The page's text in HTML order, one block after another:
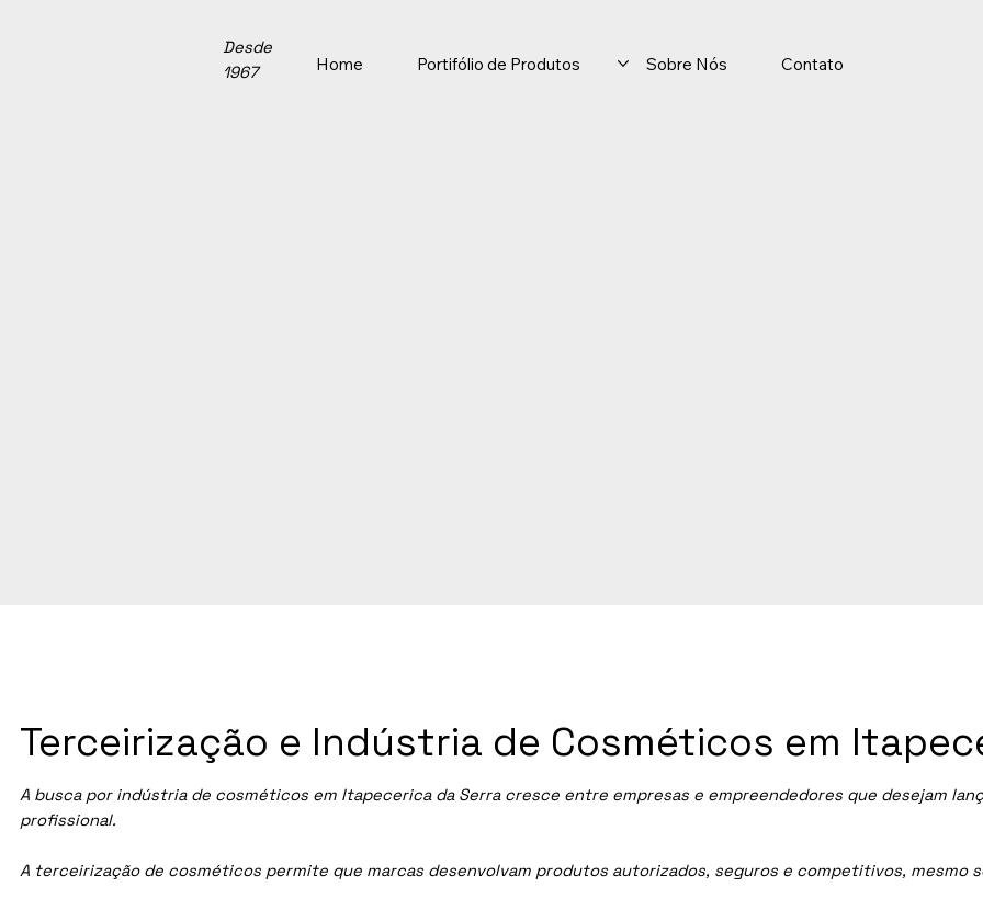
Home Portifólio de Produtos Sobre Nós Contato
Desde
1967
A busca por indústria de cosméticos em Itapecerica da Serracresce entre empresas e empreendedores que desejam
profissional.
A terceirização de cosméticos permite que marcas desenvolvam produtos autorizados, seguros e competitivos, mesmo
Terceirização e Indústria de Cosméticos em